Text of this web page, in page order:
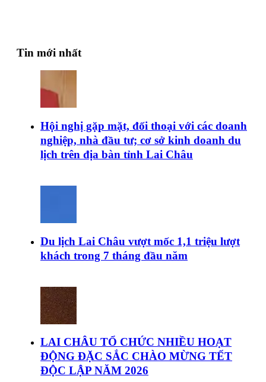
Tin mới nhất
Hội nghị gặp mặt, đối thoại với các doanh
nghiệp, nhà đầu tư; cơ sở kinh doanh du
lịch trên địa bàn tỉnh Lai Châu
Du lịch Lai Châu vượt mốc 1,1 triệu lượt
khách trong 7 tháng đầu năm
LAI CHÂU TỔ CHỨC NHIỀU HOẠT
ĐỘNG ĐẶC SẮC CHÀO MỪNG TẾT
ĐỘC LẬP NĂM 2026